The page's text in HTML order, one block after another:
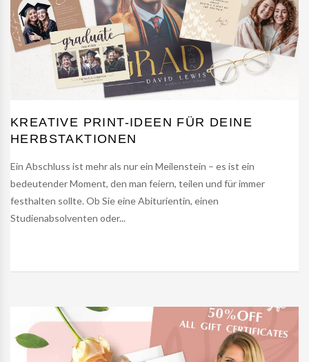
KREATIVE PRINT-IDEEN FÜR DEINE
HERBSTAKTIONEN
Ein Abschluss ist mehr als nur ein Meilenstein – es ist ein
bedeutender Moment, den man feiern, teilen und für immer
festhalten sollte. Ob Sie eine Abiturientin, einen
Studienabsolventen oder...